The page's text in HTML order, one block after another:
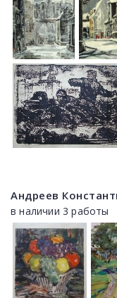
Андреев
в наличии 3 работы